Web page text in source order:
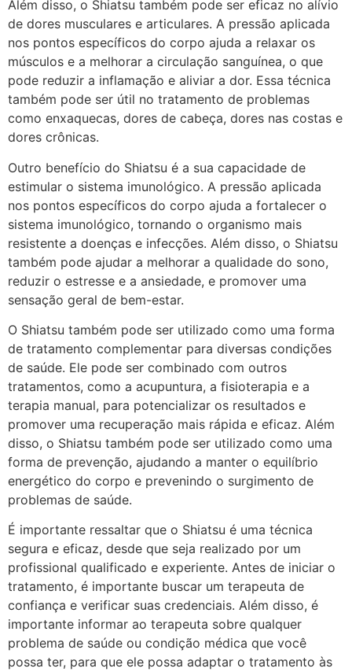
Além disso, o Shiatsu também pode ser eficaz no alívio
de dores musculares e articulares. A pressão aplicada
nos pontos específicos do corpo ajuda a relaxar os
músculos e a melhorar a circulação sanguínea, o que
pode reduzir a inflamação e aliviar a dor. Essa técnica
também pode ser útil no tratamento de problemas
como enxaquecas, dores de cabeça, dores nas costas e
dores crônicas.
Outro benefício do Shiatsu é a sua capacidade de
estimular o sistema imunológico. A pressão aplicada
nos pontos específicos do corpo ajuda a fortalecer o
sistema imunológico, tornando o organismo mais
resistente a doenças e infecções. Além disso, o Shiatsu
também pode ajudar a melhorar a qualidade do sono,
reduzir o estresse e a ansiedade, e promover uma
sensação geral de bem-estar.
O Shiatsu também pode ser utilizado como uma forma
de tratamento complementar para diversas condições
de saúde. Ele pode ser combinado com outros
tratamentos, como a acupuntura, a fisioterapia e a
terapia manual, para potencializar os resultados e
promover uma recuperação mais rápida e eficaz. Além
disso, o Shiatsu também pode ser utilizado como uma
forma de prevenção, ajudando a manter o equilíbrio
energético do corpo e prevenindo o surgimento de
problemas de saúde.
É importante ressaltar que o Shiatsu é uma técnica
segura e eficaz, desde que seja realizado por um
profissional qualificado e experiente. Antes de iniciar o
tratamento, é importante buscar um terapeuta de
confiança e verificar suas credenciais. Além disso, é
importante informar ao terapeuta sobre qualquer
problema de saúde ou condição médica que você
possa ter, para que ele possa adaptar o tratamento às